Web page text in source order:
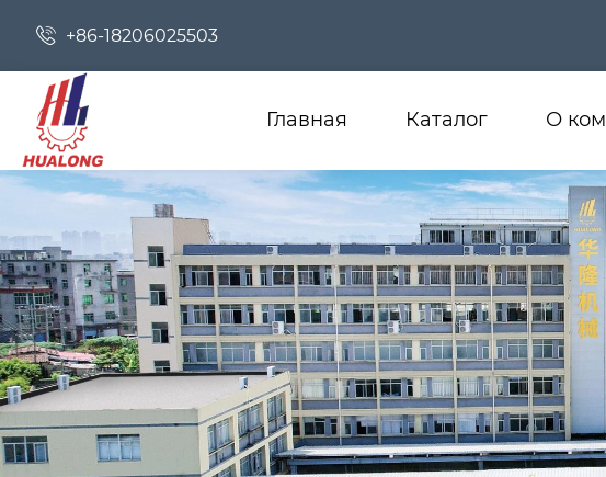
 +86-18206025503
Главная Каталог О